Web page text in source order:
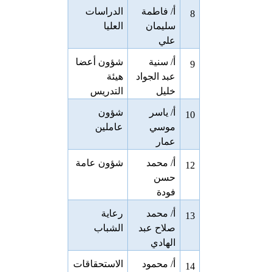
8
أ/ فاطمة
سليمان
علي
الدراسات
العليا
9
أ/ سنية
عبد الجواد
خليل
شؤون أعضا
هيئة
التدريس
10
أ/ ياسر
موسي
عمار
شؤون
عاملين
12
أ/ محمد
حسن
فودة
شؤون عامة
13
أ/ محمد
صلاح عبد
الهادي
رعاية
الشباب
14
أ/ محمود
الاستحقاقات